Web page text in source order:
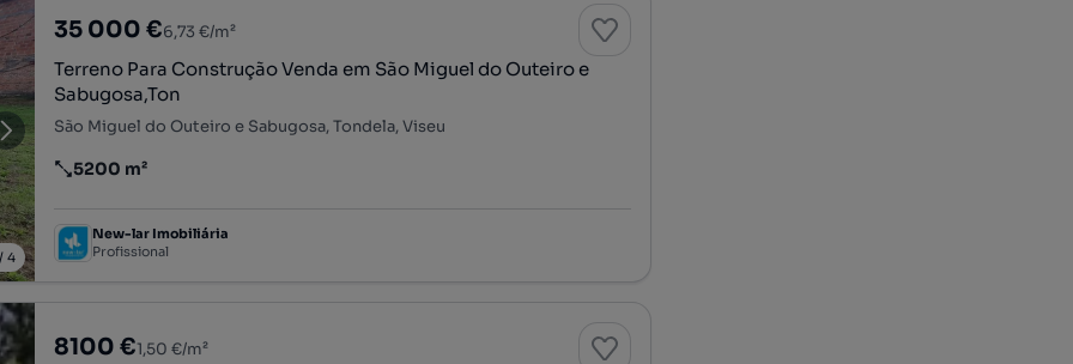
4
35 000 €6,73 €/m²
Terreno Para Construção Venda em São Miguel do Outeiro e
Sabugosa,Ton
São Miguel do Outeiro e Sabugosa, Tondela, Viseu
Preço por metro quadrado
5200 m²
New-lar Imobiliária
Profissional
8100 €1,50 €/m²